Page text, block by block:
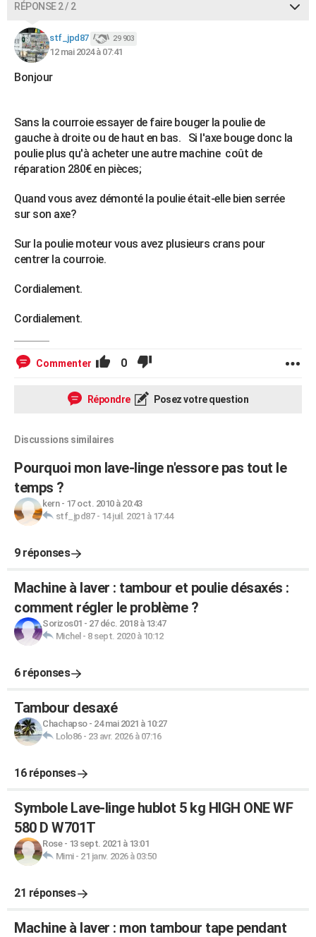
RÉPONSE 2 / 2
stf_jpd87 29 903
12 mai 2024 à 07:41
Bonjour
Sans la courroie essayer de faire bouger la poulie de
gauche à droite ou de haut en bas. Si l'axe bouge donc la
poulie plus qu'à acheter une autre machine coût de
réparation 280€ en pièces;
Quand vous avez démonté la poulie était-elle bien serrée
sur son axe?
Sur la poulie moteur vous avez plusieurs crans pour
centrer la courroie.
Cordialement.
Cordialement.
Commenter 0
Répondre Posez votre question
Discussions similaires
Pourquoi mon lave-linge n'essore pas tout le
temps ?
kern- 17 oct. 2010 à 20:43
stf_jpd87- 14 juil. 2021 à 17:44
9 réponses
Machine à laver : tambour et poulie désaxés :
comment régler le problème ?
Sorizos01 - 27 déc. 2018 à 13:47
Michel - 8 sept. 2020 à 10:12
6 réponses
Tambour desaxé
Chachapso- 24 mai 2021 à 10:27
Lolo86- 23 avr. 2026 à 07:16
16 réponses
Symbole Lave-linge hublot 5 kg HIGH ONE WF
580 D W701T
Rose- 13 sept. 2021 à 13:01
Mimi- 21 janv. 2026 à 03:50
21 réponses
Machine à laver : mon tambour tape pendant